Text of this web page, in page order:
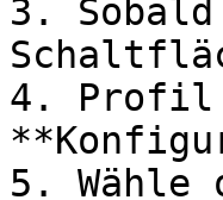
3.
4. Profil
5. Wähle